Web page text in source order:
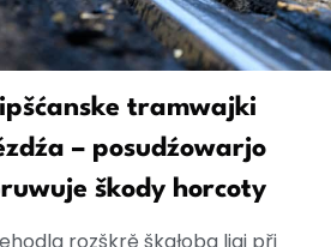
tramwajki
– posudźowarjo
škody horcoty
rozškrě škałoba ligi při